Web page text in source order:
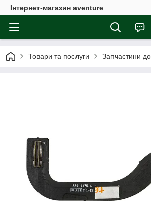
Інтернет-магазин aventure
Товари та послуги Запчастини до